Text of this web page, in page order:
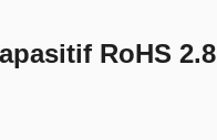
RoHS 2.8